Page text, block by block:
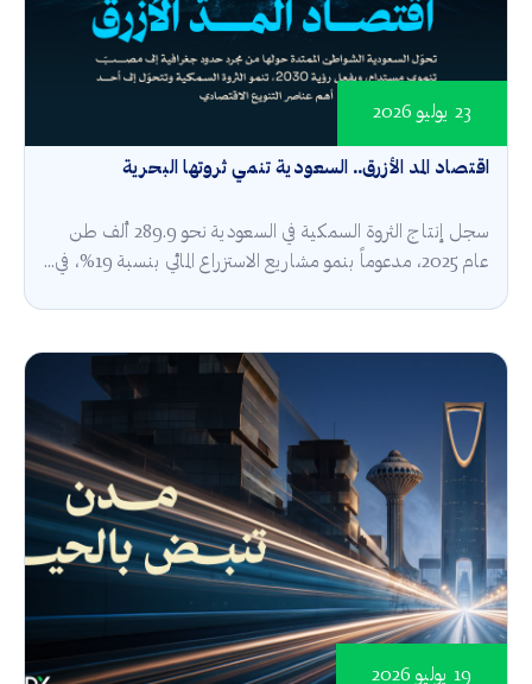
اقتصاد المد الأزرق.. السعودية تنمي ثروتها البحرية
23 يوليو 2026
سجل إنتاج الثروة السمكية في السعودية نحو 289.9 ألف طن
عام 2025، مدعوماً بنمو مشاريع الاستزراع المائي بنسبة 19%، في...
19 يوليو 2026